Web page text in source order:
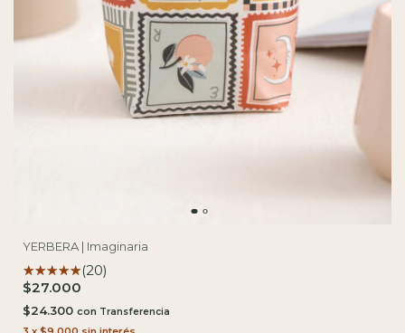
YERBERA | Imaginaria
(20)
$27.000
$24.300 con